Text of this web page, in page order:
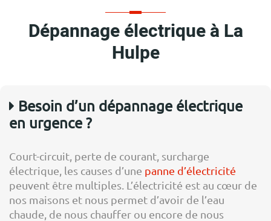
Dépannage électrique à La
Hulpe
Besoin d’un dépannage électrique
en urgence ?
Court-circuit, perte de courant, surcharge
électrique, les causes d’une panne d’électricité
peuvent être multiples. L’électricité est au cœur de
nos maisons et nous permet d’avoir de l’eau
chaude, de nous chauffer ou encore de nous